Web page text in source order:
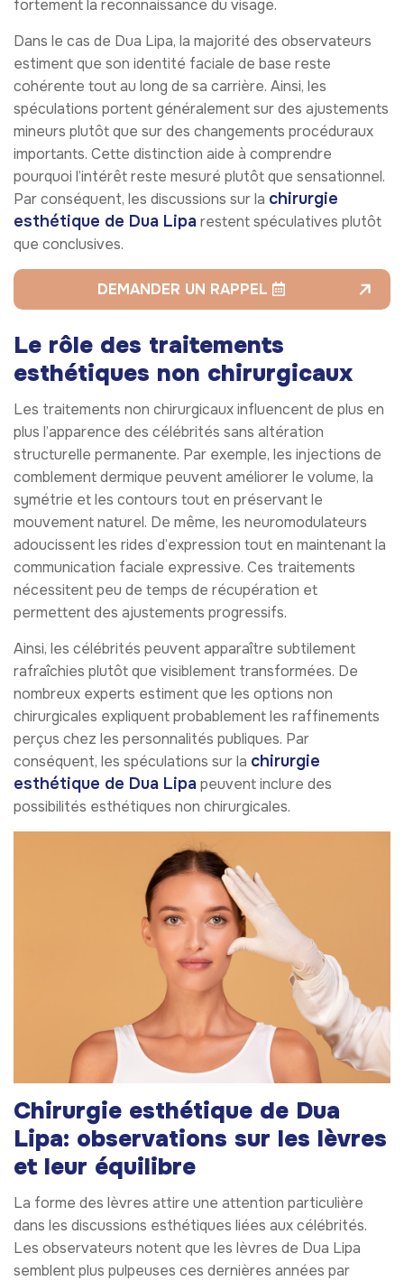
fortement la reconnaissance du visage.
Dans le cas de Dua Lipa, la majorité des observateurs
estiment que son identité faciale de base reste
cohérente tout au long de sa carrière. Ainsi, les
spéculations portent généralement sur des ajustements
mineurs plutôt que sur des changements procéduraux
importants. Cette distinction aide à comprendre
pourquoi l’intérêt reste mesuré plutôt que sensationnel.
Par conséquent, les discussions sur la chirurgie
esthétique de Dua Liparestent spéculatives plutôt
que conclusives.
DEMANDER UN RAPPEL
Le rôle des traitements
esthétiques non chirurgicaux
Les traitements non chirurgicaux influencent de plus en
plus l’apparence des célébrités sans altération
structurelle permanente. Par exemple, les injections de
comblement dermique peuvent améliorer le volume, la
symétrie et les contours tout en préservant le
mouvement naturel. De même, les neuromodulateurs
adoucissent les rides d’expression tout en maintenant la
communication faciale expressive. Ces traitements
nécessitent peu de temps de récupération et
permettent des ajustements progressifs.
Ainsi, les célébrités peuvent apparaître subtilement
rafraîchies plutôt que visiblement transformées. De
nombreux experts estiment que les options non
chirurgicales expliquent probablement les raffinements
perçus chez les personnalités publiques. Par
conséquent, les spéculations sur la chirurgie
esthétique de Dua Lipapeuvent inclure des
possibilités esthétiques non chirurgicales.
Chirurgie esthétique de Dua
Lipa: observations sur les lèvres
et leur équilibre
La forme des lèvres attire une attention particulière
dans les discussions esthétiques liées aux célébrités.
Les observateurs notent que les lèvres de Dua Lipa
semblent plus pulpeuses ces dernières années par